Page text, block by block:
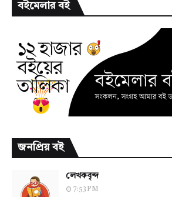
বইমেলার বই
জনপ্রিয় বই
লেখকবৃন্দ
7:53 PM